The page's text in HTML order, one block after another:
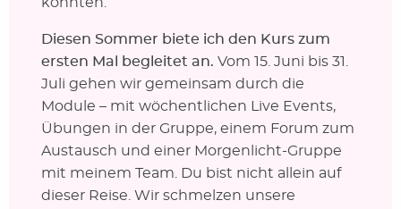
Diesen Sommer biete ich den Kurs zum
ersten Mal begleitet an. Vom 15. Juni bis 31.
Juli gehen wir gemeinsam durch die
Module – mit wöchentlichen Live Events,
Übungen in der Gruppe, einem Forum zum
Austausch und einer Morgenlicht-Gruppe
mit meinem Team. Du bist nicht allein auf
dieser Reise. Wir schmelzen unsere